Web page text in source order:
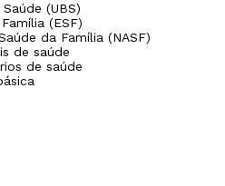
(UBS)
(ESF)
da Família (NASF)
de saúde
de saúde